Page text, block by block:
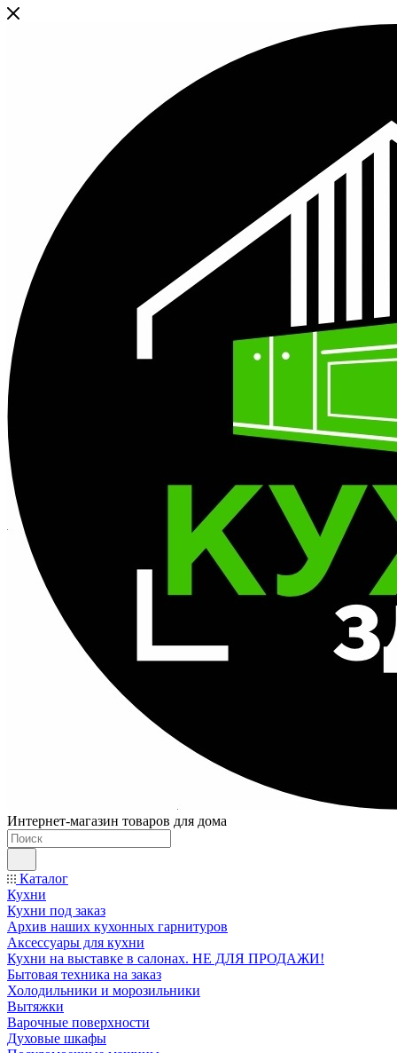
Интернет-магазин товаров для дома
Каталог
Кухни
Кухни под заказ
Архив наших кухонных гарнитуров
Аксессуары для кухни
Кухни на выставке в салонах. НЕ ДЛЯ ПРОДАЖИ!
Бытовая техника на заказ
Холодильники и морозильники
Вытяжки
Варочные поверхности
Духовые шкафы